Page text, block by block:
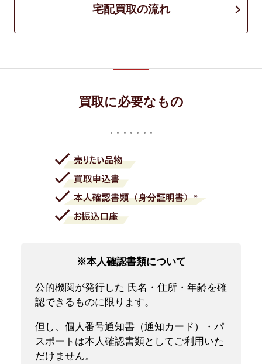
宅配買取の流れ
買取に必要なもの
※本人確認書類について
公的機関が発行した 氏名・住所・年齢を確
認できるものに限ります。
但し、個人番号通知書（通知カード）・パ
スポートは本人確認書類としてご利用いた
だけません。